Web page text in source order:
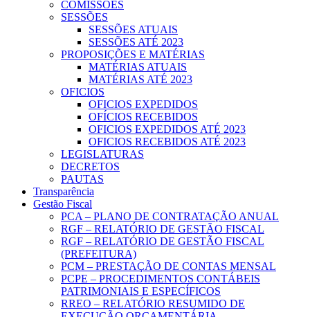
COMISSÕES
SESSÕES
SESSÕES ATUAIS
SESSÕES ATÉ 2023
PROPOSIÇÕES E MATÉRIAS
MATÉRIAS ATUAIS
MATÉRIAS ATÉ 2023
OFICIOS
OFICIOS EXPEDIDOS
OFÍCIOS RECEBIDOS
OFICIOS EXPEDIDOS ATÉ 2023
OFICIOS RECEBIDOS ATÉ 2023
LEGISLATURAS
DECRETOS
PAUTAS
Transparência
Gestão Fiscal
PCA – PLANO DE CONTRATAÇÃO ANUAL
RGF – RELATÓRIO DE GESTÃO FISCAL
RGF – RELATÓRIO DE GESTÃO FISCAL
(PREFEITURA)
PCM – PRESTAÇÃO DE CONTAS MENSAL
PCPE – PROCEDIMENTOS CONTÁBEIS
PATRIMONIAIS E ESPECÍFICOS
RREO – RELATÓRIO RESUMIDO DE